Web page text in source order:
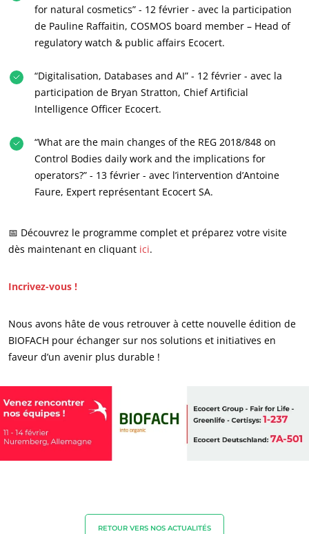
NOS SECTEURS D'ACTIVITÉ
Agroalimentaire
Produits de la maison
Agrofourniture
for natural cosmetics” - 12 février - avec la participation
de Pauline Raffaitin, COSMOS board member – Head of
regulatory watch & public affairs Ecocert.
“Digitalisation, Databases and AI” - 12 février - avec la
participation de Bryan Stratton, Chief Artificial
Intelligence Officer Ecocert.
“What are the main changes of the REG 2018/848 on
Control Bodies daily work and the implications for
operators?” - 13 février - avec l’intervention d’Antoine
Faure, Expert représentant Ecocert SA.
📅 Découvrez le programme complet et préparez votre visite
dès maintenant en cliquant ici.
Incrivez-vous !
Nous avons hâte de vous retrouver à cette nouvelle édition de
BIOFACH pour échanger sur nos solutions et initiatives en
faveur d’un avenir plus durable !
RETOUR VERS NOS ACTUALITÉS